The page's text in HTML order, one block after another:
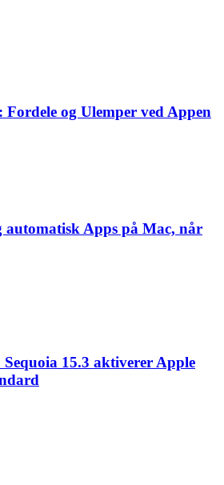
og Ulemper ved Appen
Apps på Mac, når
Sequoia 15.3 aktiverer Apple